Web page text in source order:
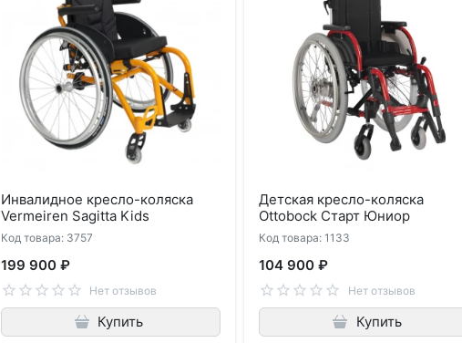
Инвалидное кресло-коляска
Vermeiren Sagitta Kids
Код товара: 3757
199 900 ₽
Нет отзывов
Купить
Детская кресло-коляска
Ottobock Старт Юниор
Код товара: 1133
104 900 ₽
Нет отзывов
Купить